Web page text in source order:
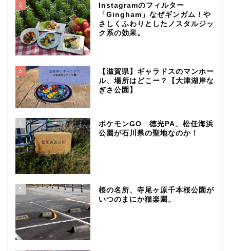
2
Instagramのフィルター
「Gingham」なぜギンガム！や
さしくふわりとしたノスタルジッ
ク系の効果。
3
【滋賀県】ギャラドスのマンホー
ル、場所はどこー？【大津湖岸な
ぎさ公園】
4
ポケモンGO 徳光PA、松任海浜
公園が石川県の聖地なのか！
5
桜の名所、寺尾ヶ原千本桜公園が
いつのまにか猫楽園。